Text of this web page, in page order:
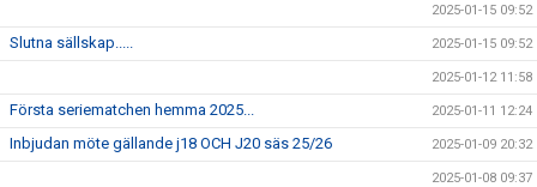
2025-01-15 09:52
Slutna sällskap..... 2025-01-15 09:52
2025-01-12 11:58
Första seriematchen hemma 2025... 2025-01-11 12:24
Inbjudan möte gällande j18 OCH J20 säs 25/26 2025-01-09 20:32
2025-01-08 09:37